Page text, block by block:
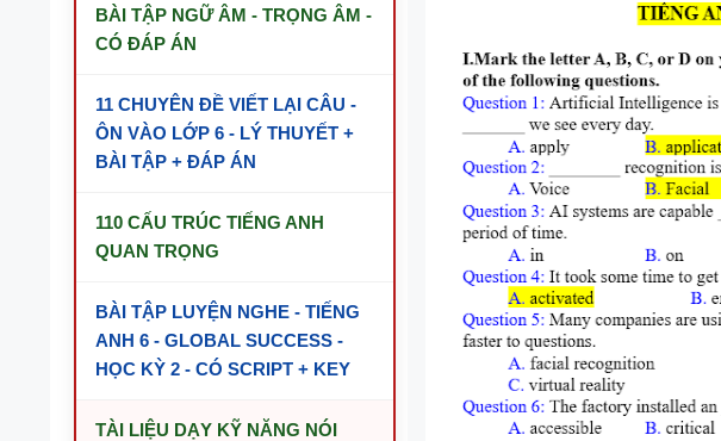
BÀI TẬP NGỮ ÂM - TRỌNG ÂM -
CÓ ĐÁP ÁN
11 CHUYÊN ĐỀ VIẾT LẠI CÂU -
ÔN VÀO LỚP 6 - LÝ THUYẾT +
BÀI TẬP + ĐÁP ÁN
110 CẤU TRÚC TIẾNG ANH
QUAN TRỌNG
BÀI TẬP LUYỆN NGHE - TIẾNG
ANH 6 - GLOBAL SUCCESS -
HỌC KỲ 2 - CÓ SCRIPT + KEY
TÀI LIỆU DẠY KỸ NĂNG NÓI